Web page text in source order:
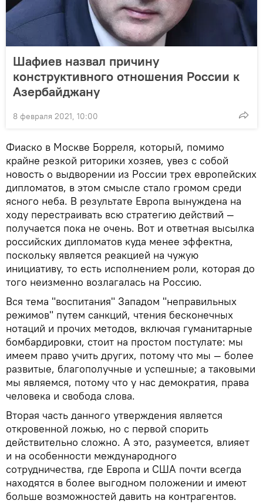
Шафиев назвал причину
конструктивного отношения России к
Азербайджану
8 февраля 2021, 10:00
Фиаско в Москве Борреля, который, помимо
крайне резкой риторики хозяев, увез с собой
новость о выдворении из России трех европейских
дипломатов, в этом смысле стало громом среди
ясного неба. В результате Европа вынуждена на
ходу перестраивать всю стратегию действий —
получается пока не очень. Вот и ответная высылка
российских дипломатов куда менее эффектна,
поскольку является реакцией на чужую
инициативу, то есть исполнением роли, которая до
того неизменно возлагалась на Россию.
Вся тема "воспитания" Западом "неправильных
режимов" путем санкций, чтения бесконечных
нотаций и прочих методов, включая гуманитарные
бомбардировки, стоит на простом постулате: мы
имеем право учить других, потому что мы — более
развитые, благополучные и успешные; а таковыми
мы являемся, потому что у нас демократия, права
человека и свобода слова.
Вторая часть данного утверждения является
откровенной ложью, но с первой спорить
действительно сложно. А это, разумеется, влияет
и на особенности международного
сотрудничества, где Европа и США почти всегда
находятся в более выгодном положении и имеют
больше возможностей давить на контрагентов.